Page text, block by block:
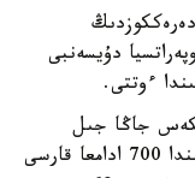
دەرەككوزدىڭ
دۇيسەنبى
ءوتتى.
جاڭا جىل
تۇنىندە ىستانبۇلداعى Retina تۇنگى كلۋبىندا 700 ادامعا قارسى